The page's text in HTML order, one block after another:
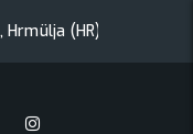
(HR), A Gram trip